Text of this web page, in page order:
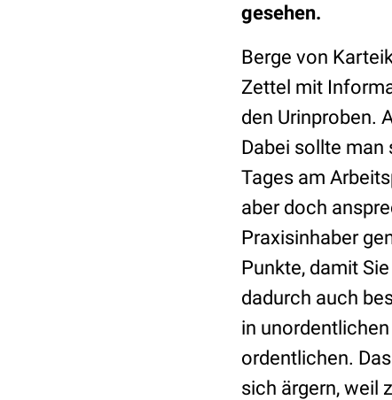
gesehen.
Berge von
Zettel mit
den Urinproben.
Dabei sollte man
Tages am
aber doch
Praxisinhaber
Punkte, damit
dadurch auch
in
ordentlichen.
sich ärgern, weil